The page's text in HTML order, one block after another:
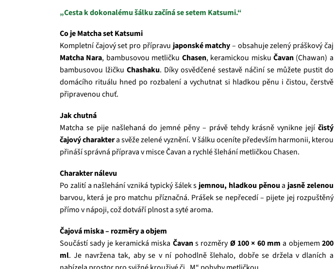
„Cesta k dokonalému šálku začíná se setem Katsumi.“
Co je Matcha set Katsumi
Kompletní čajový set pro přípravu japonské matchy– obsahuje zelený práškový čaj
Matcha Nara, bambusovou metličku Chasen, keramickou miskuČavan (Chawan) a
bambusovou lžičku Chashaku. Díky osvědčené sestavě náčiní se můžete pustit do
domácího rituálu hned po rozbalení a vychutnat si hladkou pěnu i čistou, čerstvě
připravenou chuť.
Jak chutná
Matcha se pije našlehaná do jemné pěny – právě tehdy krásně vynikne její čistý
čajový charaktera svěže zelené vyznění. V šálku oceníte především harmonii, kterou
přináší správná příprava v misce Čavan a rychlé šlehání metličkou Chasen.
Charakter nálevu
Po zalití a našlehání vzniká typický šálek s jemnou, hladkou pěnoua jasně zelenou
barvou, která je pro matchu příznačná. Prášek se nepřecedí – pijete jej rozpuštěný
přímo v nápoji, což dotváří plnost a syté aroma.
Čajová miska – rozměry a objem
Součástí sady je keramická miska Čavans rozměryØ 100 × 60 mm a objemem 200
ml. Je navržena tak, aby se v ní pohodlně šlehalo, dobře se držela v dlaních a